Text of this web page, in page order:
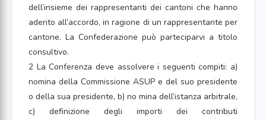
dell’insieme dei rappresentanti dei cantoni che hanno
aderito all’accordo, in ragione di un rappresentante per
cantone. La Confederazione può parteciparvi a titolo
consultivo.
2 La Conferenza deve assolvere i seguenti compiti: a)
nomina della Commissione ASUP e del suo presidente
o della sua presidente, b) no mina dell’istanza arbitrale,
c) definizione degli importi dei contributi